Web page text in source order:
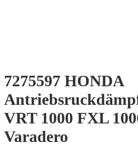
7275597 HONDA
VRT 1000 FXL
Varadero